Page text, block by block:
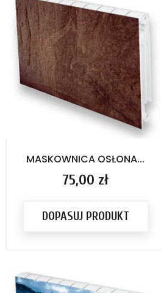
MASKOWNICA OSŁONA...
Cena
75,00 zł
DOPASUJ PRODUKT